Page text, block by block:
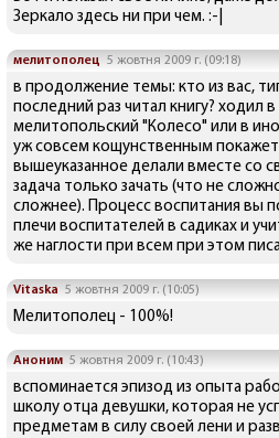
Зеркало здесь ни при чем. :-|
мелитополец 5 жовтня 2009 г. (09:18)
в продолжение темы: кто из вас,
последний раз читал книгу? ходил
мелитопольский "Колесо" или в
уж совсем кощунственным
вышеуказанное делали вместе со
задача только зачать (что не
сложнее). Процесс воспитания вы
плечи воспитателей в садиках и
же наглости при всем при этом
Vitaska 5 жовтня 2009 г. (10:05)
Мелитополец - 100%!
Аноним 5 жовтня 2009 г. (10:43)
вспоминается эпизод из опыта
школу отца девушки, которая не
предметам в силу своей лени и